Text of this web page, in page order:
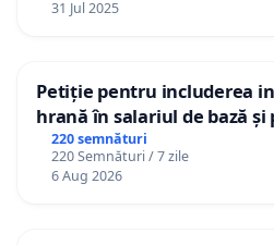
31 Jul 2025
Petiție pentru includerea
hrană în salariul de bază și
gradațiilor de vechime
personali
220 semnături
220 Semnături / 7 zile
6 Aug 2026